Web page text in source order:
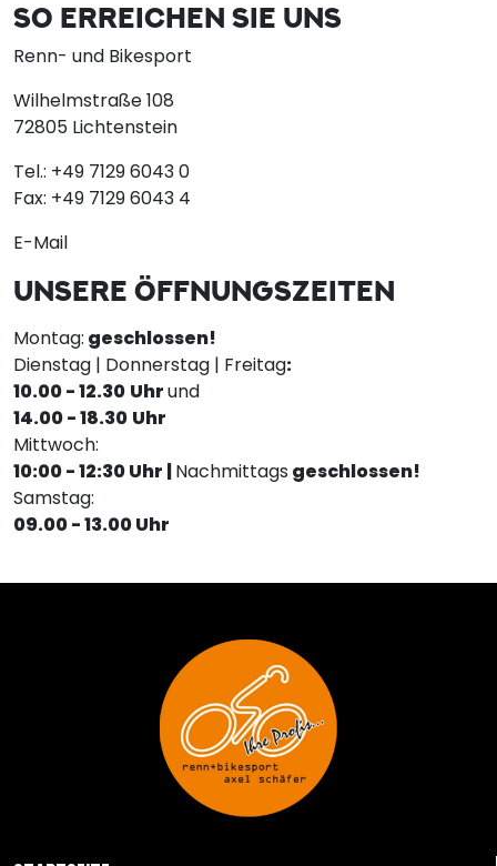
SO ERREICHEN SIE UNS
Renn- und Bikesport
Wilhelmstraße 108
72805 Lichtenstein
Tel.: +49 7129 6043 0
Fax: +49 7129 6043 4
E-Mail
UNSERE ÖFFNUNGSZEITEN
Montag: geschlossen!
Dienstag | Donnerstag | Freitag:
10.00 - 12.30 Uhrund
14.00 - 18.30 Uhr
Mittwoch:
10:00 - 12:30 Uhr |Nachmittags geschlossen!
Samstag:
09.00 - 13.00 Uhr